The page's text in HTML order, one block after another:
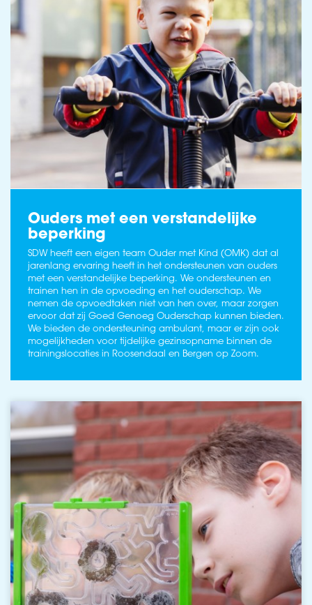
Ouders met een verstandelijke
beperking
SDW heeft een eigen team Ouder met Kind (OMK) dat al
jarenlang ervaring heeft in het ondersteunen van ouders
met een verstandelijke beperking. We ondersteunen en
trainen hen in de opvoeding en het ouderschap. We
nemen de opvoedtaken niet van hen over, maar zorgen
ervoor dat zij Goed Genoeg Ouderschap kunnen bieden.
We bieden de ondersteuning ambulant, maar er zijn ook
mogelijkheden voor tijdelijke gezinsopname binnen de
trainingslocaties in Roosendaal en Bergen op Zoom.